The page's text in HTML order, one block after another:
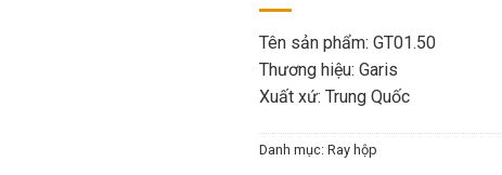
Tên sản phẩm: GT01.50
Thương hiệu: Garis
Xuất xứ: Trung Quốc
Danh mục: Ray hộp